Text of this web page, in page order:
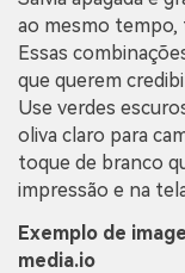
ao mesmo
Essas
que querem
Use verdes
oliva claro para
toque de branco
impressão e na
Exemplo de
media.io